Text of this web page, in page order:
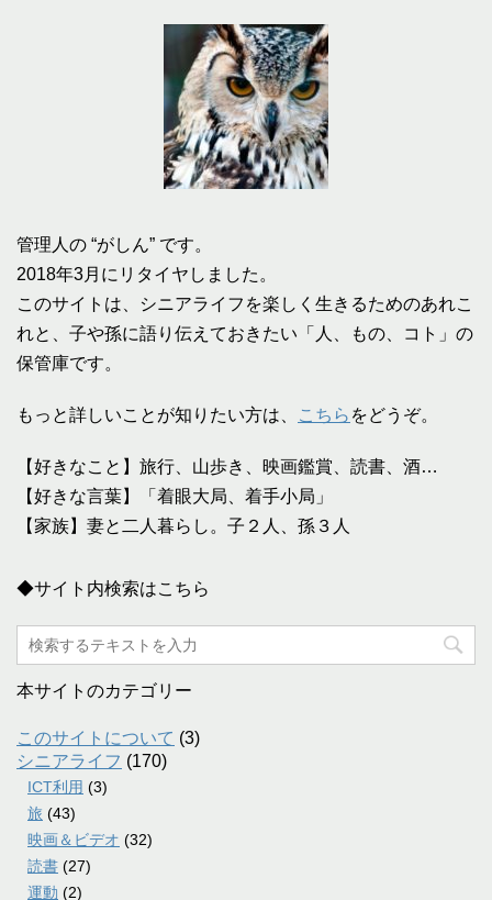
管理人の “がしん” です。
2018年3月にリタイヤしました。
このサイトは、シニアライフを楽しく生きるためのあれこ
れと、子や孫に語り伝えておきたい「人、もの、コト」の
保管庫です。
もっと詳しいことが知りたい方は、 こちら をどうぞ。
【好きなこと】旅行、山歩き、映画鑑賞、読書、酒…
【好きな言葉】「着眼大局、着手小局」
【家族】妻と二人暮らし。子２人、孫３人
◆サイト内検索はこちら
本サイトのカテゴリー
このサイトについて (3)
シニアライフ (170)
ICT利用 (3)
旅 (43)
映画＆ビデオ (32)
読書 (27)
運動 (2)